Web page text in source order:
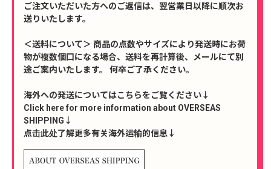
ご注文いただいた方へのご返信は、翌営業日以降に順次お
送りいたします。
＜送料について＞ 商品の点数やサイズにより発送時にお荷
物が複数個口になる場合、送料を再計算後、メールにて別
途ご案内いたします。 何卒ご了承ください。
海外への発送についてはこちらをご覧ください↓
Click here for more information about OVERSEAS
SHIPPING↓
点击此处了解更多有关海外运输的信息↓